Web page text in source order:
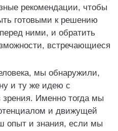
рекомендации, чтобы
готовыми к решению
ними, и обратить
встречающиеся
мы обнаружили,
и ту же идею с
Именно тогда мы
и движущей
опыт и знания, если мы